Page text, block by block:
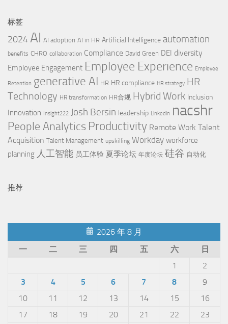
标签
2024 AI AI adoption AI in HR Artificial Intelligence automation
benefits CHRO collaboration Compliance David Green DEI diversity
Employee Engagement Employee Experience Employee
Retention generative AI HR HR compliance HR strategy HR
Technology HR transformation HR合规 Hybrid Work Inclusion
Innovation Insight222 Josh Bersin leadership Linkedin nacshr
People Analytics Productivity Remote Work Talent
Acquisition Talent Management upskilling Workday workforce
planning 人工智能 员工体验 夏季论坛 年度论坛 硅谷 自动化
推荐
2026 年 8 月
一
二 三 四 五 六
日
1
2
3
4 5 6 7 8
9
10
11 12 13 14 15
16
17
18 19 20 21 22
23